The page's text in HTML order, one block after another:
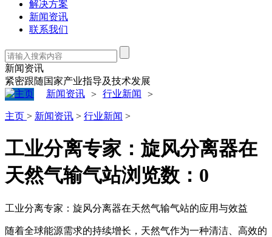
解决方案
新闻资讯
联系我们
新闻资讯
紧密跟随国家产业指导及技术发展
新闻资讯 > 行业新闻 >
主页 > 新闻资讯 > 行业新闻 >
‌工业分离专家：旋风分离器在
天然气输气站‌浏览数： 0
工业分离专家：旋风分离器在天然气输气站的应用与效益
随着全球能源需求的持续增长，天然气作为一种清洁、高效的